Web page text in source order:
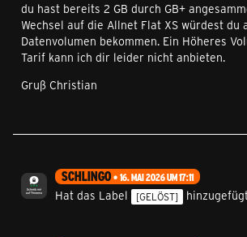
du hast bereits 2 GB durch GB+
Wechsel auf die Allnet Flat XS würdest du
Datenvolumen bekommen. Ein Höheres
Tarif kann ich dir leider nicht anbieten.
Gruß Christian
SCHLINGO 16. MAI 2026 UM 17:11
Hat das Label [GELÖST]